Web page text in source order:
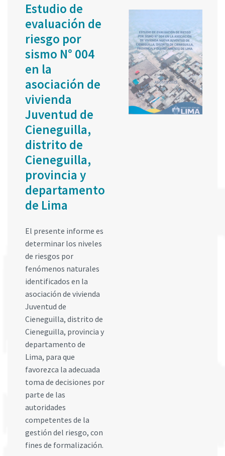
Estudio de
evaluación de
riesgo por
sismo N° 004
en la
asociación de
vivienda
Juventud de
Cieneguilla,
distrito de
Cieneguilla,
provincia y
departamento
de Lima
El presente informe es
determinar los niveles
de riesgos por
fenómenos naturales
identificados en la
asociación de vivienda
Juventud de
Cieneguilla, distrito de
Cieneguilla, provincia y
departamento de
Lima, para que
favorezca la adecuada
toma de decisiones por
parte de las
autoridades
competentes de la
gestión del riesgo, con
fines de formalización.